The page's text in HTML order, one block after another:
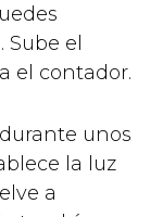
Sube el
el contador.
unos
la luz
a